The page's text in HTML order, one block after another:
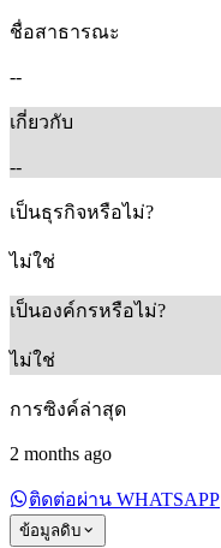
ชื่อสาธารณะ
--
เกี่ยวกับ
--
เป็นธุรกิจหรือไม่?
ไม่ใช่
เป็นองค์กรหรือไม่?
ไม่ใช่
การซิงค์ล่าสุด
2 months ago
ติดต่อผ่าน WHATSAPP
ข้อมูลดิบ